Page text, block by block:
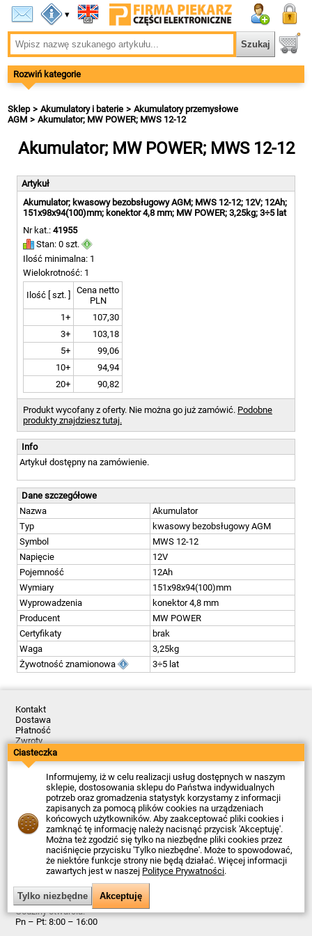
▾
Rozwiń kategorie
Sklep Akumulatory i baterie
Akumulatory przemysłowe
AGM
Akumulator; MW POWER; MWS 12-12
Akumulator; MW POWER; MWS 12-12
Artykuł
Akumulator; kwasowy bezobsługowy AGM; MWS 12-12; 12V; 12Ah;
151x98x94(100)mm; konektor 4,8 mm; MW POWER; 3,25kg; 3÷5 lat
Nr kat.: 41955
Stan: 0 szt.
Ilość minimalna: 1
Wielokrotność: 1
Ilość [ szt. ]
Cena netto
PLN
1+
107,30
3+
103,18
5+
99,06
10+
94,94
20+
90,82
Produkt wycofany z oferty. Nie można go już zamówić. Podobne
produkty znajdziesz tutaj.
Info
Artykuł dostępny na zamówienie.
Dane szczegółowe
Nazwa
Akumulator
Typ
kwasowy bezobsługowy AGM
Symbol
MWS 12-12
Napięcie
12V
Pojemność
12Ah
Wymiary
151x98x94(100)mm
Wyprowadzenia
konektor 4,8 mm
Producent
MW POWER
Certyfikaty
brak
Waga
3,25kg
Żywotność znamionowa
3÷5 lat
Kontakt
Dostawa
Płatność
Zwroty
Reklamacje
Regulamin
Polityka Prywatności
O Firmie
Data ostatniej aktualizacji: 2026-08-05
© Firma Piekarz Sp. z o.o. 2000-2026
Sklep elektroniczny Firma Piekarz Sp. z o.o.
ul. Wólczyńska 206
01-919 Warszawa
NIP: 118-15-77-240
Email:sprzedaz@piekarz.pl
Godziny otwarcia:
Pn – Pt: 8:00 – 16:00
Ciasteczka
Informujemy, iż w celu realizacji usług dostępnych w naszym
sklepie, dostosowania sklepu do Państwa indywidualnych
potrzeb oraz gromadzenia statystyk korzystamy z informacji
zapisanych za pomocą plików cookies na urządzeniach
końcowych użytkowników. Aby zaakceptować pliki cookies i
zamknąć tę informację należy nacisnąć przycisk 'Akceptuję'.
Można też zgodzić się tylko na niezbędne pliki cookies przez
naciśnięcie przycisku 'Tylko niezbędne'. Może to spowodować,
że niektóre funkcje strony nie będą działać. Więcej informacji
zawartych jest w naszej Polityce Prywatności.